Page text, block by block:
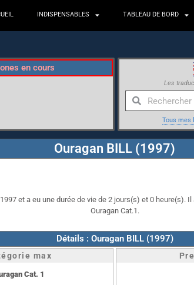
INDISPENSABLES TABLEAU DE BORD
en cours
Les
Tous mes
Ouragan BILL (1997)
et a eu une durée de vie de 2 jours(s) et 0
Ouragan Cat.1.
Détails : Ouragan BILL (1997)
max
Cat. 1